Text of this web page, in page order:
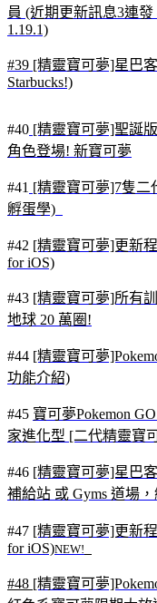
員 (近期更新訊息3連發
1.19.1)
#39 [精靈寶可夢]星巴
Starbucks!)
#40 [精靈寶可夢]聖誕
角色登場! 新寶可夢
#41 [精靈寶可夢]7隻二
孵蛋學)
#42 [精靈寶可夢]更新
for iOS)
#43 [精靈寶可夢]所有
地球 20 萬圈!
#44 [精靈寶可夢
功能介紹)
#45 寶可夢Pokemon
家進化型 [二代精靈寶
#46 [精靈寶可夢]星巴客
補給站 或 Gyms 道場
#47 [精靈寶可夢]更新程
for iOS)NEW!
#48 [精靈寶可夢